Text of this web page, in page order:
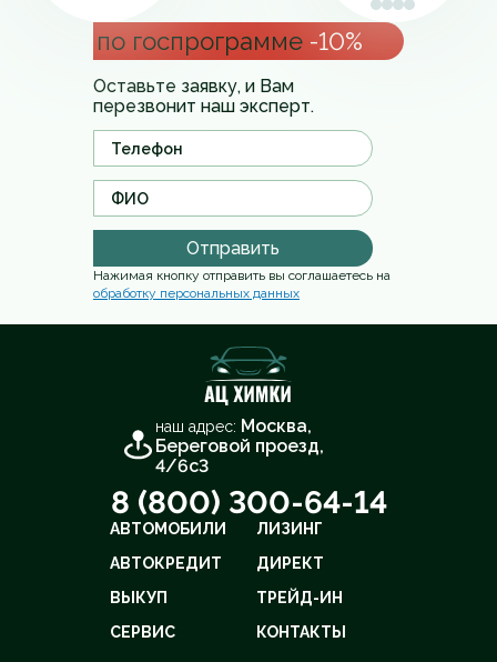
по госпрограмме -10%
Оставьте заявку, и Вам
перезвонит наш эксперт.
Отправить
Нажимая кнопку отправить вы соглашаетесь на
обработку персональных данных
наш адрес: Москва,
Береговой проезд,
4/6с3
8 (800) 300-64-14
АВТОМОБИЛИ
ЛИЗИНГ
АВТОКРЕДИТ
ДИРЕКТ
ВЫКУП
ТРЕЙД-ИН
СЕРВИС
КОНТАКТЫ